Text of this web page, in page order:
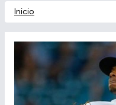
Inicio